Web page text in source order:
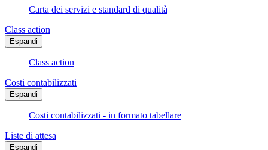
Carta dei servizi e standard di qualità
Class action
Espandi
Class action
Costi contabilizzati
Espandi
Costi contabilizzati - in formato tabellare
Liste di attesa
Espandi